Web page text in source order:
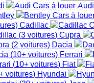
Audi
) Cadillac
(3 voitures) Cupra
(2 voitures) Dacia
(10+ voitures) Ferrari
(10+ voitures) Fiat
voitures) Hyundai